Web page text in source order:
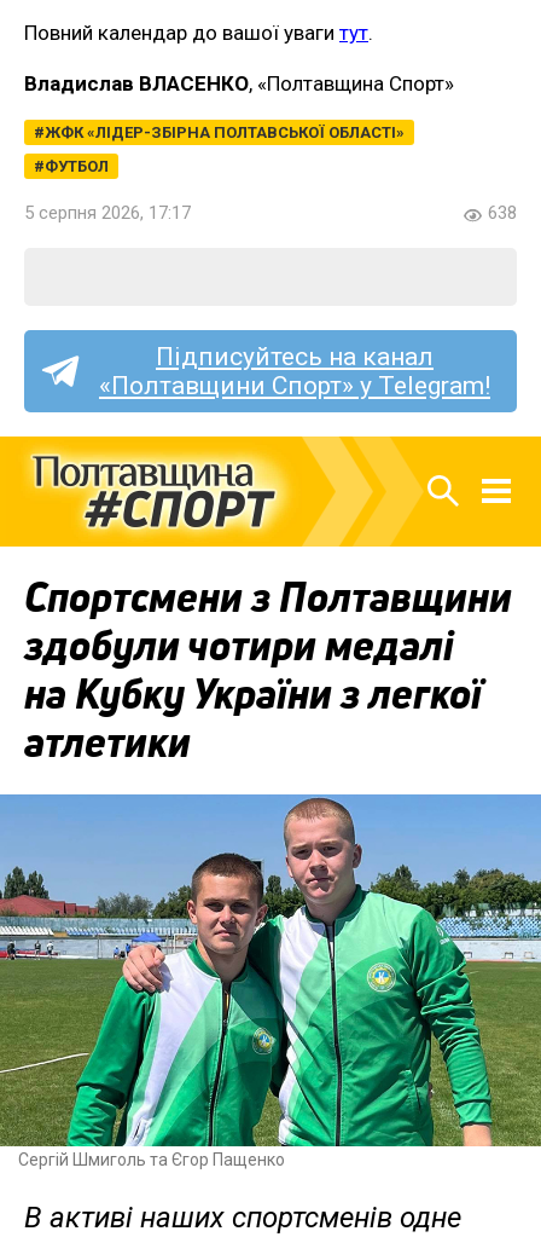
Повний календар до вашої уваги тут.
Владислав ВЛАСЕНКО, «Полтавщина Спорт»
ЖФК «ЛІДЕР-ЗБІРНА ПОЛТАВСЬКОЇ ОБЛАСТІ»
ФУТБОЛ
5 серпня 2026, 17:17 638
Підписуйтесь на канал
«Полтавщини Спорт» у Telegram!
Спортсмени з Полтавщини
здобули чотири медалі
на Кубку України з легкої
атлетики
Сергій Шмиголь та Єгор Пащенко
В активі наших спортсменів одне